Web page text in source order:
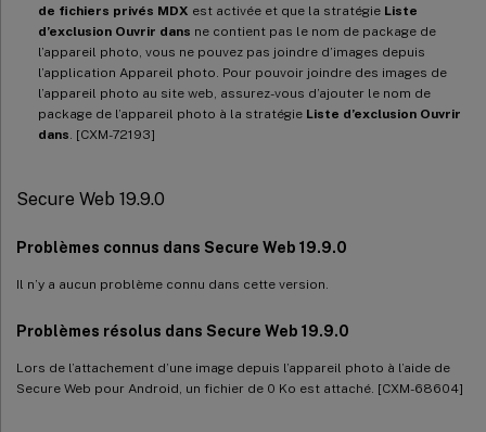
de fichiers privés MDX est activée et que la stratégie Liste
d’exclusion Ouvrir dans ne contient pas le nom de package de
l’appareil photo, vous ne pouvez pas joindre d’images depuis
l’application Appareil photo. Pour pouvoir joindre des images de
l’appareil photo au site web, assurez-vous d’ajouter le nom de
package de l’appareil photo à la stratégie Liste d’exclusion Ouvrir
dans . [CXM-72193]
Secure Web 19.9.0
Problèmes connus dans Secure Web 19.9.0
Il n’y a aucun problème connu dans cette version.
Problèmes résolus dans Secure Web 19.9.0
Lors de l’attachement d’une image depuis l’appareil photo à l’aide de
Secure Web pour Android, un fichier de 0 Ko est attaché. [CXM-68604]